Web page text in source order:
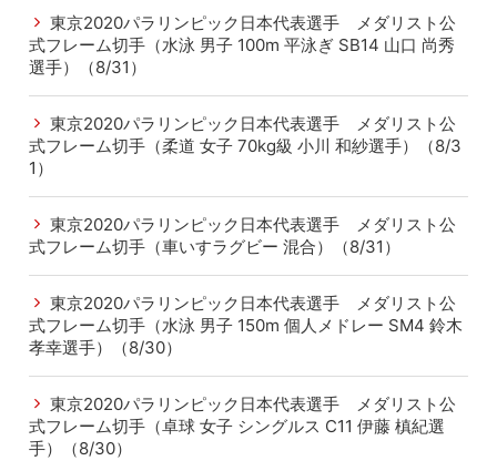
東京2020パラリンピック日本代表選手 メダリスト公
式フレーム切手（水泳 男子 100m 平泳ぎ SB14 山口 尚秀
選手）（8/31）
東京2020パラリンピック日本代表選手 メダリスト公
式フレーム切手（柔道 女子 70kg級 小川 和紗選手）（8/3
1）
東京2020パラリンピック日本代表選手 メダリスト公
式フレーム切手（車いすラグビー 混合）（8/31）
東京2020パラリンピック日本代表選手 メダリスト公
式フレーム切手（水泳 男子 150m 個人メドレー SM4 鈴木
孝幸選手）（8/30）
東京2020パラリンピック日本代表選手 メダリスト公
式フレーム切手（卓球 女子 シングルス C11 伊藤 槙紀選
手）（8/30）